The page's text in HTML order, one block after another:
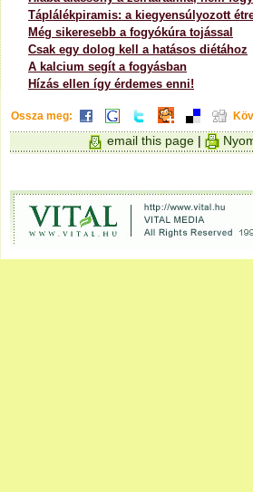
Táplálékpiramis: a kiegyensúlyozott
Még sikeresebb a fogyókúra tojással
Csak egy dolog kell a hatásos diétához
A kalcium segít a fogyásban
Hízás ellen így érdemes enni!
Ossza meg:
email this page |